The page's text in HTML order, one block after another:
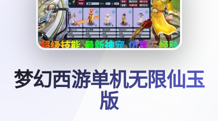
梦幻西游单机无限仙玉
版